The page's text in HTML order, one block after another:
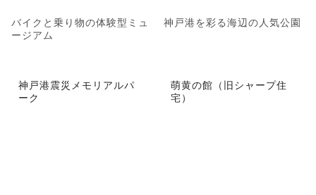
バイクと乗り物の体験型ミュ
ージアム
神戸港を彩る海辺の人気公園
神戸港震災メモリアルパ
ーク
萌黄の館（旧シャープ住
宅）